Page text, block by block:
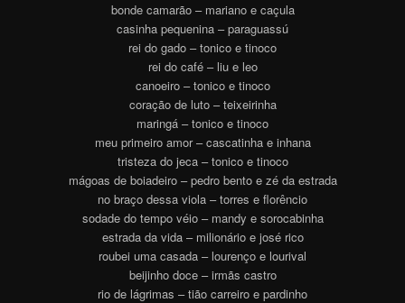
bonde camarão – mariano e caçula
casinha pequenina – paraguassú
rei do gado – tonico e tinoco
rei do café – liu e leo
canoeiro – tonico e tinoco
coração de luto – teixeirinha
maringá – tonico e tinoco
meu primeiro amor – cascatinha e inhana
tristeza do jeca – tonico e tinoco
mágoas de boiadeiro – pedro bento e zé da estrada
no braço dessa viola – torres e florêncio
sodade do tempo véio – mandy e sorocabinha
estrada da vida – milionário e josé rico
roubei uma casada – lourenço e lourival
beijinho doce – irmãs castro
rio de lágrimas – tião carreiro e pardinho